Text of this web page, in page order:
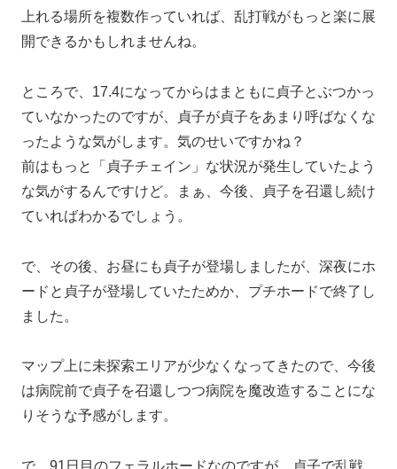
上れる場所を複数作っていれば、乱打戦がもっと楽に展
開できるかもしれませんね。
ところで、17.4になってからはまともに貞子とぶつかっ
ていなかったのですが、貞子が貞子をあまり呼ばなくな
ったような気がします。気のせいですかね？
前はもっと「貞子チェイン」な状況が発生していたよう
な気がするんですけど。まぁ、今後、貞子を召還し続け
ていればわかるでしょう。
で、その後、お昼にも貞子が登場しましたが、深夜にホ
ードと貞子が登場していたためか、プチホードで終了し
ました。
マップ上に未探索エリアが少なくなってきたので、今後
は病院前で貞子を召還しつつ病院を魔改造することにな
りそうな予感がします。